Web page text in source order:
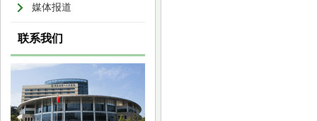
媒体报道
联系我们